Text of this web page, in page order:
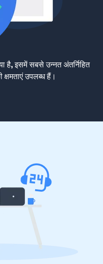
है, इसमें सबसे उन्नत अंतर्निहित
उपलब्ध हैं।